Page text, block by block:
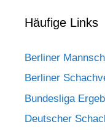
Häufige Links
Berliner
Berliner
Bundesliga
Deutscher